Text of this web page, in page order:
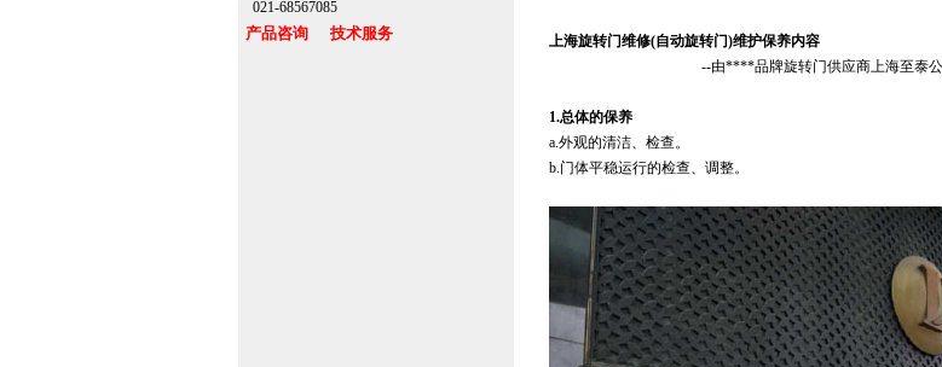
021-68567085
产品咨询 技术服务
上海旋转门维修(自动旋转门)维护保养内容
--由****品牌旋转门供应商上海至泰公司门控
1.总体的保养
a.外观的清洁、检查。
b.门体平稳运行的检查、调整。